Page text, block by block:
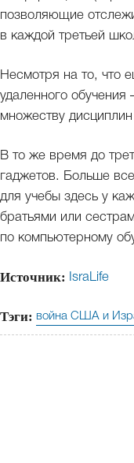
позволяющие
в каждой третьей
Несмотря на то, что
удаленного
множеству
В то же время до
гаджетов. Больше
для учебы здесь у
братьями или
по компьютерному
Источник: IsraLife
Тэги: война США и